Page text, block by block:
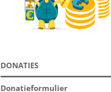
SOUVENIRS
SUPPLEMENTEN
VOEDSEL
DONATIES
Donatieformulier